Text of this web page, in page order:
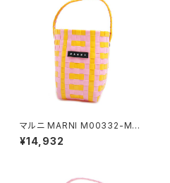
マルニ MARNI M00332-M00
IW-0M213 ハンドバッグ レディ
ース マーケット MARKET マル
¥14,932